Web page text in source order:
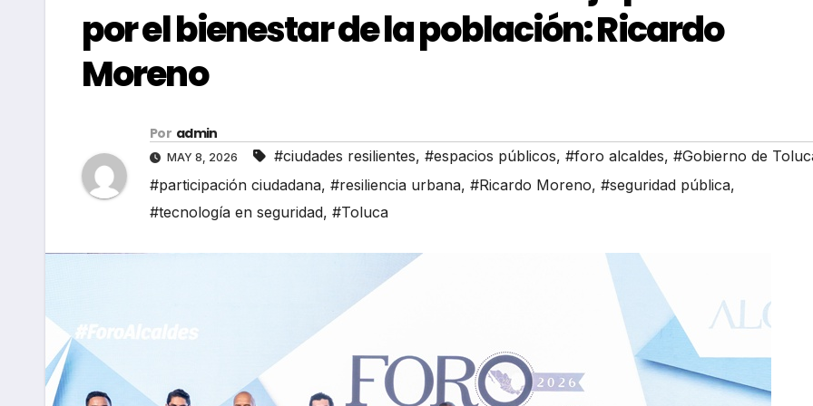
por el bienestar de la población: Ricardo
Moreno
Por admin
MAY 8, 2026 #ciudades resilientes, #espacios públicos, #foro alcaldes, #Gobierno de
#participación ciudadana, #resiliencia urbana, #Ricardo Moreno, #seguridad pública,
#tecnología en seguridad, #Toluca